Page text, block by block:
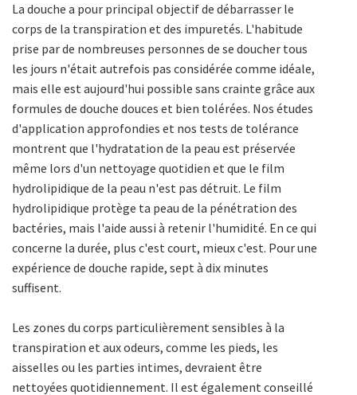
La douche a pour principal objectif de débarrasser le
corps de la transpiration et des impuretés. L'habitude
prise par de nombreuses personnes de se doucher tous
les jours n'était autrefois pas considérée comme idéale,
mais elle est aujourd'hui possible sans crainte grâce aux
formules de douche douces et bien tolérées. Nos études
d'application approfondies et nos tests de tolérance
montrent que l'hydratation de la peau est préservée
même lors d'un nettoyage quotidien et que le film
hydrolipidique de la peau n'est pas détruit. Le film
hydrolipidique protège ta peau de la pénétration des
bactéries, mais l'aide aussi à retenir l'humidité. En ce qui
concerne la durée, plus c'est court, mieux c'est. Pour une
expérience de douche rapide, sept à dix minutes
suffisent.
Les zones du corps particulièrement sensibles à la
transpiration et aux odeurs, comme les pieds, les
aisselles ou les parties intimes, devraient être
nettoyées quotidiennement. Il est également conseillé